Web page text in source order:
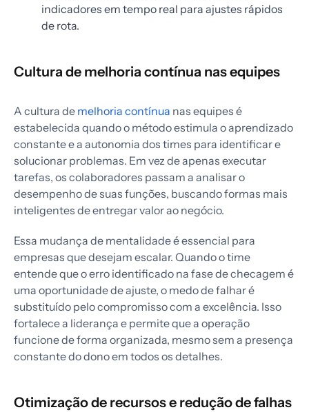
indicadores em tempo real para ajustes rápidos
de rota.
Cultura de melhoria contínua nas equipes
A cultura de melhoria contínua nas equipes é
estabelecida quando o método estimula o aprendizado
constante e a autonomia dos times para identificar e
solucionar problemas. Em vez de apenas executar
tarefas, os colaboradores passam a analisar o
desempenho de suas funções, buscando formas mais
inteligentes de entregar valor ao negócio.
Essa mudança de mentalidade é essencial para
empresas que desejam escalar. Quando o time
entende que o erro identificado na fase de checagem é
uma oportunidade de ajuste, o medo de falhar é
substituído pelo compromisso com a excelência. Isso
fortalece a liderança e permite que a operação
funcione de forma organizada, mesmo sem a presença
constante do dono em todos os detalhes.
Otimização de recursos e redução de falhas